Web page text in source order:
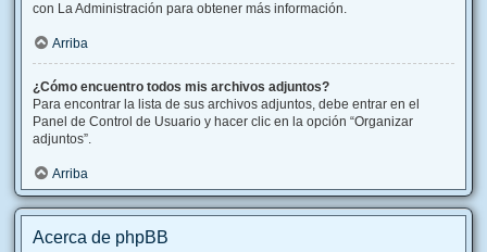
con La Administración para obtener más información.
Arriba
¿Cómo encuentro todos mis archivos adjuntos?
Para encontrar la lista de sus archivos adjuntos, debe entrar en el
Panel de Control de Usuario y hacer clic en la opción “Organizar
adjuntos”.
Arriba
Acerca de phpBB